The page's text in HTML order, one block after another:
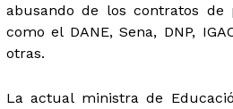
abusando de los contratos de
como el DANE, Sena, DNP,
otras.
La actual ministra de